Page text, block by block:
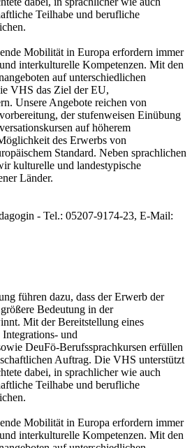
Teilhabe und berufliche
Mobilität in Europa erfordern immer
interkulturelle Kompetenzen. Mit den
auf unterschiedlichen
VHS das Ziel der EU,
Unsere Angebote reichen von
der stufenweisen Einübung
auf höherem
des Erwerbs von
Standard. Neben sprachlichen
kulturelle und landestypische
Länder.
- Tel.: 05207-9174-23, E-Mail:
führen dazu, dass der Erwerb der
Bedeutung in der
Mit der Bereitstellung eines
Integrations- und
DeuFö-Berufssprachkursen erfüllen
Auftrag. Die VHS unterstützt
dabei, in sprachlicher wie auch
Teilhabe und berufliche
Mobilität in Europa erfordern immer
interkulturelle Kompetenzen. Mit den